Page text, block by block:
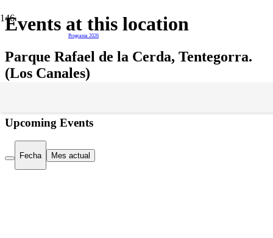
Programa 2026
Events at this location
Parque Rafael de la Cerda, Tentegorra.
(Los Canales)
Upcoming Events
Fecha Mes actual